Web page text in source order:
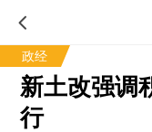
政经
新土改强调
行